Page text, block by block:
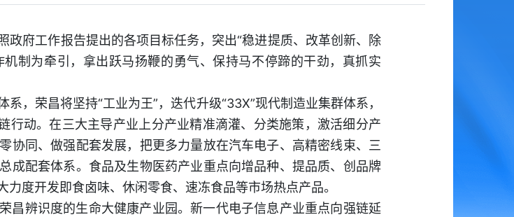
政府工作报告提出的各项目标任务，突出“稳进提质、改革创新、除
制为牵引，拿出跃马扬鞭的勇气、保持马不停蹄的干劲，真抓实
，荣昌将坚持“工业为王”，迭代升级“33X”现代制造业集群体系，
行动。在三大主导产业上分产业精准滴灌、分类施策，激活细分产
协同、做强配套发展，把更多力量放在汽车电子、高精密线束、三
成配套体系。食品及生物医药产业重点向增品种、提品质、创品牌
度开发即食卤味、休闲零食、速冻食品等市场热点产品。
昌辨识度的生命大健康产业园。新一代电子信息产业重点向强链延